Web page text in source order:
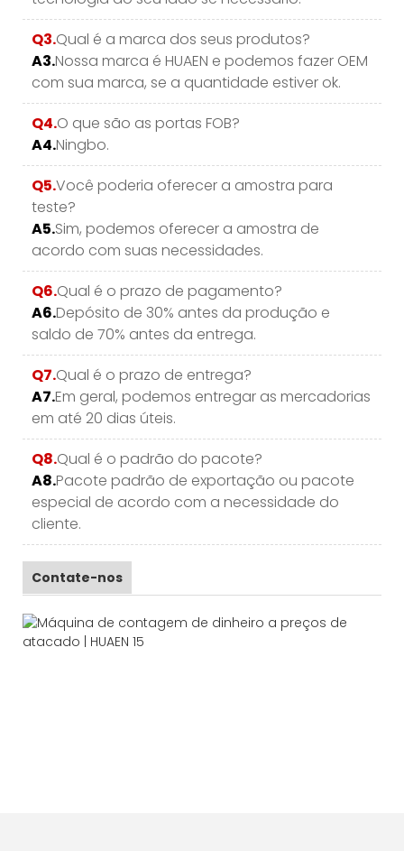
Q3.Qual é a marca dos seus produtos?
A3.Nossa marca é HUAEN e podemos fazer OEM
com sua marca, se a quantidade estiver ok.
Q4.O que são as portas FOB?
A4.Ningbo.
Q5.Você poderia oferecer a amostra para
teste?
A5.Sim, podemos oferecer a amostra de
acordo com suas necessidades.
Q6.Qual é o prazo de pagamento?
A6.Depósito de 30% antes da produção e
saldo de 70% antes da entrega.
Q7.Qual é o prazo de entrega?
A7.Em geral, podemos entregar as mercadorias
em até 20 dias úteis.
Q8.Qual é o padrão do pacote?
A8.Pacote padrão de exportação ou pacote
especial de acordo com a necessidade do
cliente.
Contate-nos